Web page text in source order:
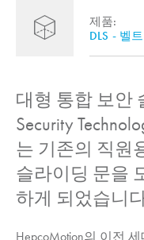
제품:
DLS - 벨
대형 통합 보안
Security
는 기존의 직원
슬라이딩 문을
하게 되었습니
HepcoMotion의 이전